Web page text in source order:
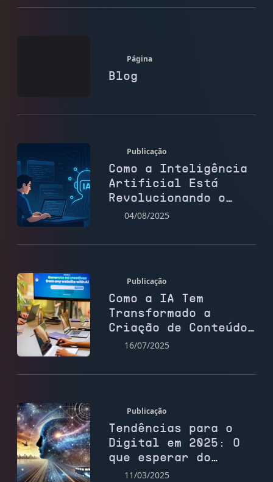
Página
Blog
Publicação
Como a Inteligência
Artificial Está
Revolucionando o
Desenvolvimento Web
04/08/2025
Publicação
Como a IA Tem
Transformado a
Criação de Conteúdo
para Sites
16/07/2025
Publicação
Tendências para o
Digital em 2025: O
que esperar do
futuro do marketing
11/03/2025